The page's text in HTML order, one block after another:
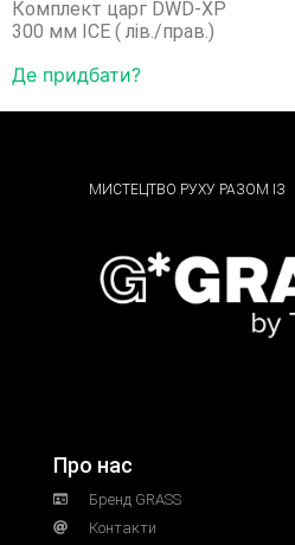
Комплект царг DWD-XP
300 мм ICE ( лів./прав.)
Де придбати?
МИСТЕЦТВО РУХУ РАЗОМ ІЗ
Про нас
Бренд GRASS
Контакти